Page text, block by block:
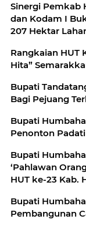
Sinergi Pemkab
dan Kodam I
207 Hektar
Rangkaian HUT
Hita”
Bupati
Bagi Pejuang
Bupati
Penonton
Bupati
‘Pahlawan
HUT ke-23 Kab.
Bupati
Pembangunan